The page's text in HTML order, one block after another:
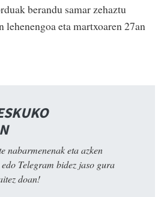
berandu samar zehaztu
lehenengoa eta martxoaren 27an
nabarmenenak eta azken
Telegram bidez jaso gura
doan!